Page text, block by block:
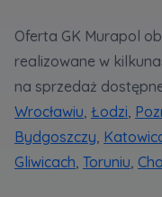
także
spółki z Grupy
tym jak
cookies i jakie
Oferta GK Murapol
realizowane w
na sprzedaż
Wrocławiu Łodzi
Bydgoszczy
Gliwicach Toruniu